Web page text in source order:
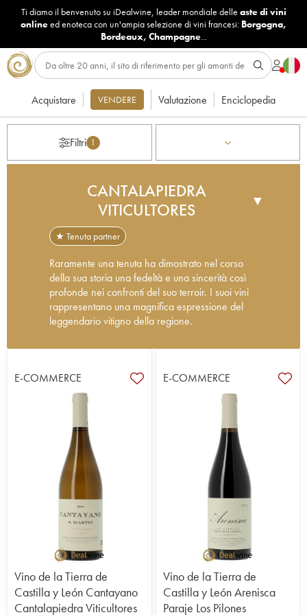
Ti diamo il benvenuto su iDealwine, leader mondiale delle aste di vini
onlineed enoteca con un'ampia selezione di vini francesi: Borgogna,
Bordeaux, Champagne...
Acquistare VENDERE Valutazione Enciclopedia
Filtri 1
CANTALAPIEDRA
VITICULTORES
▼
★ Tenuta partner
Raramente una tenuta ha dimostrato nel corso
della sua storia una fedeltà e una sincerità così
profonde nei confronti del suo terroir. I suoi vini
rappresentano una magnifica espressione del
leggendario vitigno della regione.
Cantalapiedra lavora con passione. In questo
territorio d’elezione del vitigno verdejo, la tenuta
coltiva circa 21 ettari di vigneti, che hanno un’età
principalmente da ciottoli, con presenza di argilla,
sabbia e calcare. Il terroir della regione è
caratterizzato da una particolarità, generalmente
indicata con l’espressione mantello di ciottoli, che
conferisce al verdejo una tipica specificità.
Consapevole delle attuali problematiche ambientali
e con l'obiettivo di proporre vini autentici, in grado
di rispecchiare la più pura essenza del territorio, la
tenuta segue le rigorose pratiche della
biodinamica e dell'agricoltura biologica. Al termine
della vendemmia, realizzata interamente a mano,
la vinificazione viene condotta con il minimo
intervento possibile, in modo da preservare
E-COMMERCE
Vino de la Tierra de
Castilla y León Cantayano
Cantalapiedra Viticultores
E-COMMERCE
Vino de la Tierra de
Castilla y León Arenisca
Paraje Los Pilones